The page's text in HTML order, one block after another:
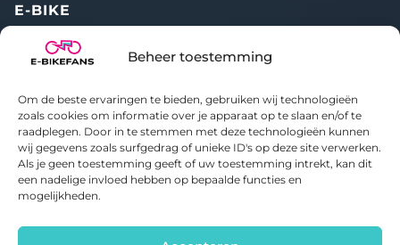
Beheer toestemming
Om de beste ervaringen te bieden, gebruiken wij technologieën
zoals cookies om informatie over je apparaat op te slaan en/of te
raadplegen. Door in te stemmen met deze technologieën kunnen
wij gegevens zoals surfgedrag of unieke ID's op deze site verwerken.
Als je geen toestemming geeft of uw toestemming intrekt, kan dit
een nadelige invloed hebben op bepaalde functies en
mogelijkheden.
E-BIKE
Tutte le recensioni
Confronta
CHI SIAMO
Informazioni su E-bikefans
Contatti
Informativa sulla privacy